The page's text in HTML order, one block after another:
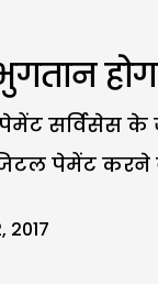
सर्विसेस
पेमेंट करने
2017